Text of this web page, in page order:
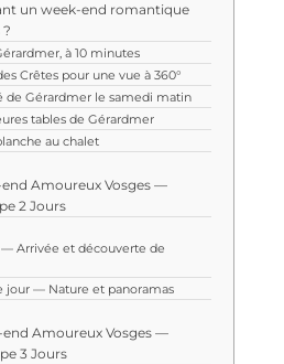
un week-end romantique
à 10 minutes
Crêtes pour une vue à 360°
de Gérardmer le samedi matin
tables de Gérardmer
au chalet
Amoureux Vosges —
2 Jours
Arrivée et découverte de
jour — Nature et panoramas
end Amoureux Vosges —
3 Jours